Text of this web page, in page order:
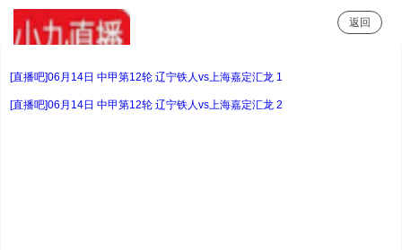
返回
[直播吧]06月14日 中甲第12轮 辽宁铁人vs上海嘉定汇龙 1
[直播吧]06月14日 中甲第12轮 辽宁铁人vs上海嘉定汇龙 2